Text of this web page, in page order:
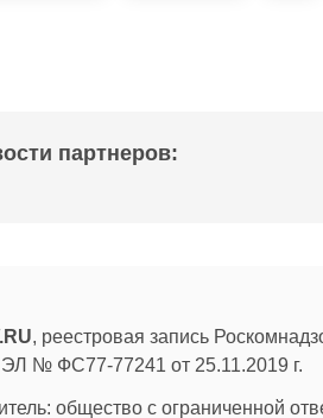
партнеров:
, реестровая запись
№ ФС77-77241 от 25.11.2019 г.
общество с ограниченной